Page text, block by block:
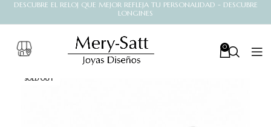
DESCUBRE EL RELOJ QUE MEJOR REFLEJA TU PERSONALIDAD - DESCUBRE
LONGINES
0
SOLD OUT